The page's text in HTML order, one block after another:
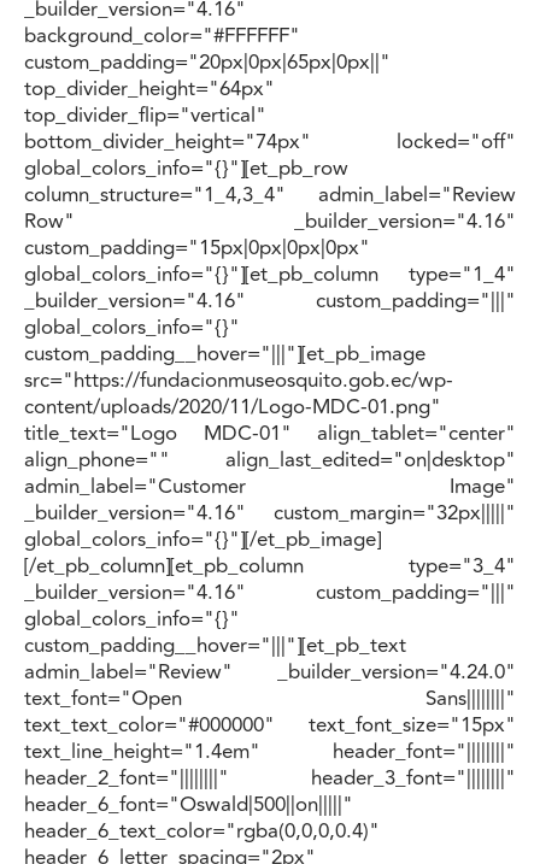
_builder_version="4.16"
background_color="#FFFFFF"
custom_padding="20px|0px|65px|0px||"
top_divider_height="64px"
top_divider_flip="vertical"
bottom_divider_height="74px" locked="off"
global_colors_info="{}"][et_pb_row
column_structure="1_4,3_4" admin_label="Review
Row" _builder_version="4.16"
custom_padding="15px|0px|0px|0px"
global_colors_info="{}"][et_pb_column type="1_4"
_builder_version="4.16" custom_padding="|||"
global_colors_info="{}"
custom_padding__hover="|||"][et_pb_image
src="https://fundacionmuseosquito.gob.ec/wp-
content/uploads/2020/11/Logo-MDC-01.png"
title_text="Logo MDC-01" align_tablet="center"
align_phone="" align_last_edited="on|desktop"
admin_label="Customer Image"
_builder_version="4.16" custom_margin="32px|||||"
global_colors_info="{}"][/et_pb_image]
[/et_pb_column][et_pb_column type="3_4"
_builder_version="4.16" custom_padding="|||"
global_colors_info="{}"
custom_padding__hover="|||"][et_pb_text
admin_label="Review" _builder_version="4.24.0"
text_font="Open Sans||||||||"
text_text_color="#000000" text_font_size="15px"
text_line_height="1.4em" header_font="||||||||"
header_2_font="||||||||" header_3_font="||||||||"
header_6_font="Oswald|500||on|||||"
header_6_text_color="rgba(0,0,0,0.4)"
header_6_letter_spacing="2px"